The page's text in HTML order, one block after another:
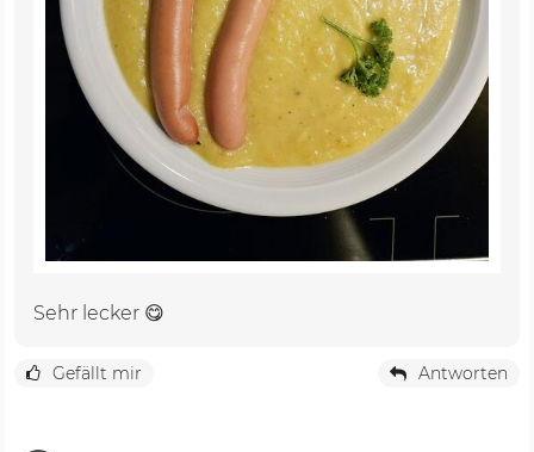
Sehr lecker 😋
Gefällt mir Antworten